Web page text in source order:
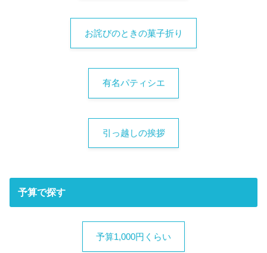
お詫びのときの菓子折り
有名パティシエ
引っ越しの挨拶
予算で探す
予算1,000円くらい